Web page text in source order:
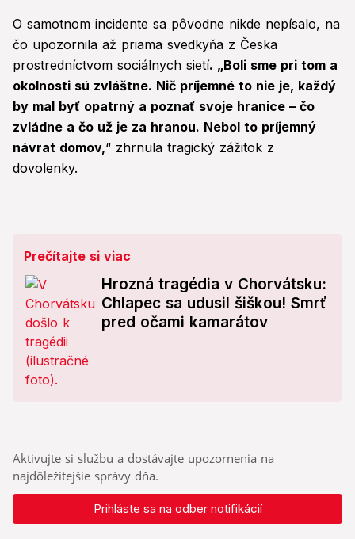
O samotnom incidente sa pôvodne nikde nepísalo, na
čo upozornila až priama svedkyňa z Česka
prostredníctvom sociálnych sietí. „Boli sme pri tom a
okolnosti sú zvláštne. Nič príjemné to nie je, každý
by mal byť opatrný a poznať svoje hranice – čo
zvládne a čo už je za hranou. Nebol to príjemný
návrat domov,“ zhrnula tragický zážitok z
dovolenky.
Prečítajte si viac
Hrozná tragédia v Chorvátsku:
Chlapec sa udusil šiškou! Smrť
pred očami kamarátov
Aktivujte si službu a dostávajte upozornenia na
najdôležitejšie správy dňa.
Prihláste sa na odber notifikácií